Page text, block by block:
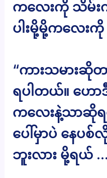
ကလေးကို သိမ်
ပါးမို့မို့ကလေးကို
“ကားသမားဆို
ရပါတယ်။ ဟေ
ကလေးနဲ့သာဆို
ပေါ်မှာပဲ နေ
ဘူးလား မို့ရယ်